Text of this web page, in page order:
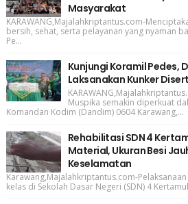
Masyarakat
KARAWANG,Majalahkriptantus.com-
bersih, sehat, serta pelayanan yang nyaman
Pe...
Kunjungi Koramil Pedes,
Laksanakan Kunker
Muspika semakin diperkuat
Komandan Kodim (Dandim) 0604 Karawang,...
Rehabilitasi SDN 4
Material, Ukuran Besi
Keselamatan
Karawang,Majalahkriptantus.com-
kelas di Sekolah Dasar Negeri (SDN) 4